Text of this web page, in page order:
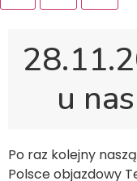
u
Po raz kolejny
Polsce objazdowy